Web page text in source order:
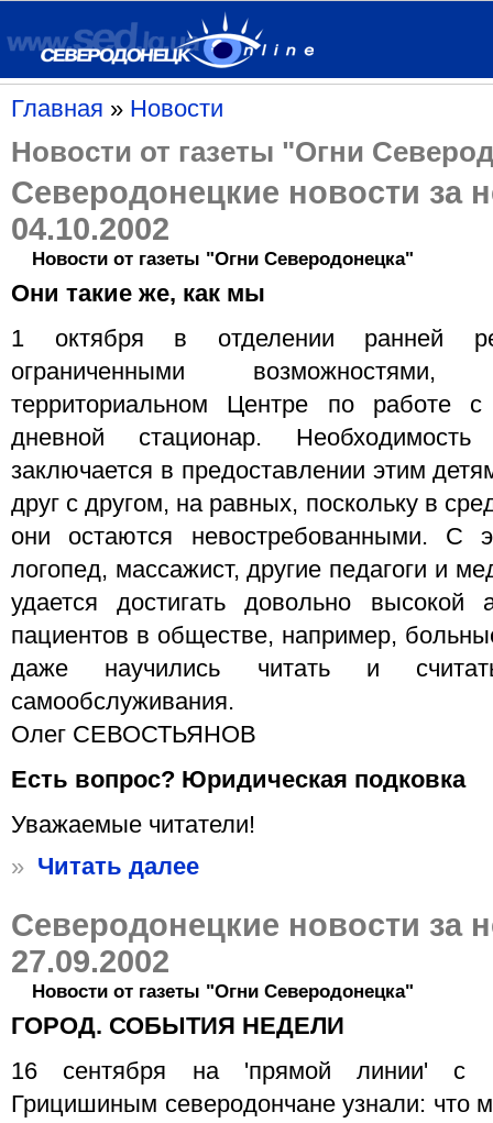
Главная » Новости
Новости от газеты "Огни
Северодонецкие новости за
04.10.2002
Новости от газеты "Огни Северодонецка"
Они такие же, как мы
1 октября в отделении ранней
ограниченными
территориальном Центре по работе
дневной стационар. Необходимость
заключается в предоставлении этим
друг с другом, на равных, поскольку в
они остаются невостребованными. С
логопед, массажист, другие педагоги и
удается достигать довольно высокой
пациентов в обществе, например,
даже научились читать и
самообслуживания.
Олег СЕВОСТЬЯНОВ
Есть вопрос? Юридическая подковка
Уважаемые читатели!
» Читать далее
Северодонецкие новости за
27.09.2002
Новости от газеты "Огни Северодонецка"
ГОРОД. СОБЫТИЯ НЕДЕЛИ
16 сентября на 'прямой линии' с
Грицишиным северодончане узнали: что